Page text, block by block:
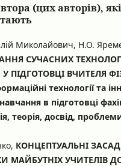
(цих авторів), які
Миколайович, Н.О.
СУЧАСНИХ
ПІДГОТОВЦІ ВЧИТЕЛЯ
технології та
в підготовці
теорія, досвід,
КОНЦЕПТУАЛЬНІ
МАЙБУТНІХ УЧИТЕЛІВ